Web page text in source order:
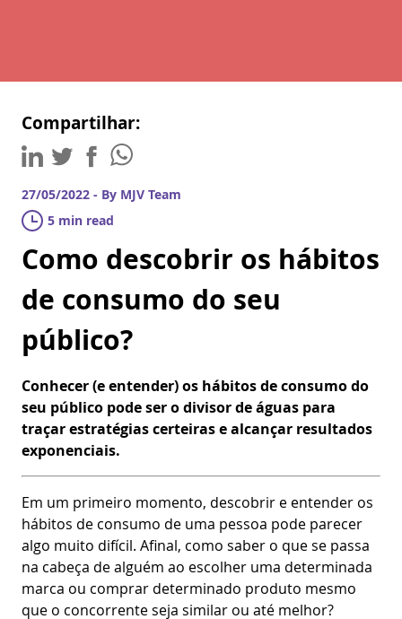
Compartilhar:
27/05/2022 - By MJV Team
5 min read
Como descobrir os hábitos
de consumo do seu
público?
Conhecer (e entender) os hábitos de consumo do
seu público pode ser o divisor de águas para
traçar estratégias certeiras e alcançar resultados
exponenciais.
Em um primeiro momento, descobrir e entender os
hábitos de consumo de uma pessoa pode parecer
algo muito difícil. Afinal, como saber o que se passa
na cabeça de alguém ao escolher uma determinada
marca ou comprar determinado produto mesmo
que o concorrente seja similar ou até melhor?